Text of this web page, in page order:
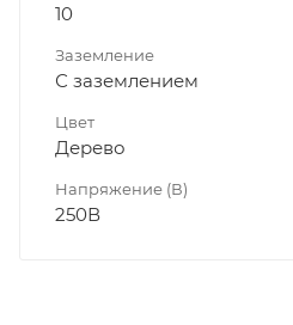
10
Заземление
С заземлением
Цвет
Дерево
Напряжение (В)
250В